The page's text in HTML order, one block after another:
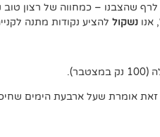
שהצבנו – כמחווה של רצון טוב
אנו נשקול להציע נקודות מתנה